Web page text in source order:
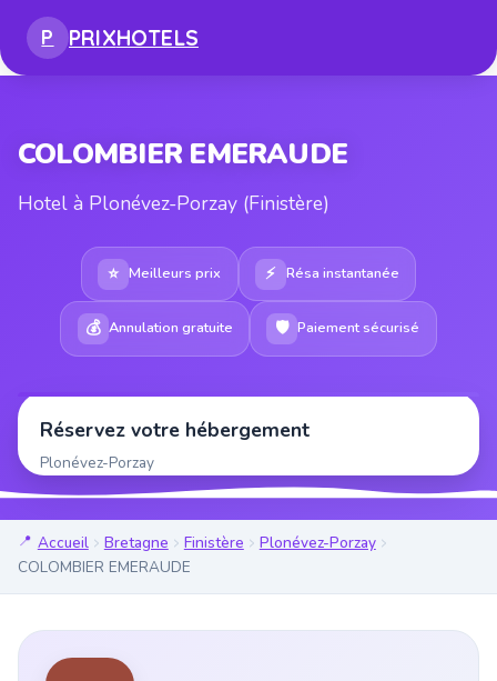
P PRIXHOTELS
COLOMBIER EMERAUDE
Hotel à Plonévez-Porzay (Finistère)
⭐ Meilleurs prix ⚡ Résa instantanée
💰 Annulation gratuite 🛡 Paiement sécurisé
Réservez votre hébergement
Plonévez-Porzay
Accueil Bretagne Finistère
Plonévez-Porzay
COLOMBIER EMERAUDE